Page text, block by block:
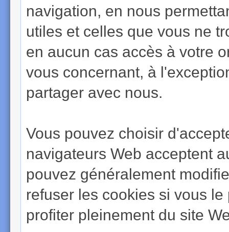
navigation, en nous
utiles et celles que vous ne
en aucun cas accès à votre
vous concernant, à
partager avec nous.
Vous pouvez choisir
navigateurs Web acceptent
pouvez généralement
refuser les cookies si vous
profiter pleinement du site